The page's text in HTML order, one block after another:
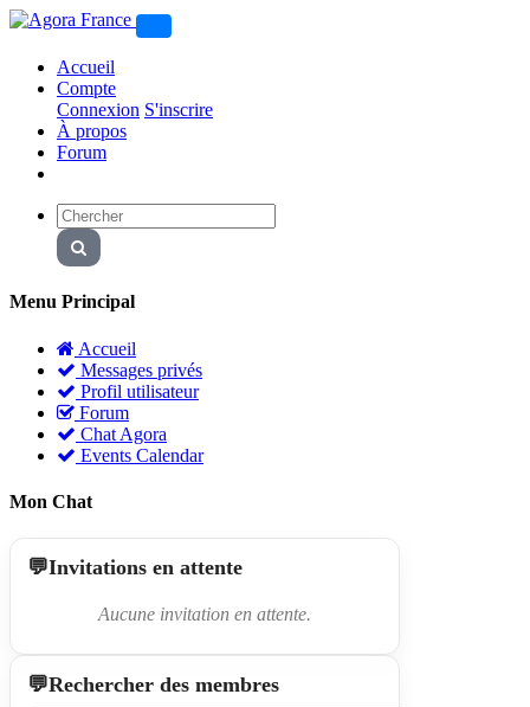
Accueil
Compte
Connexion S'inscrire
À propos
Forum
Menu Principal
Accueil
Messages privés
Profil utilisateur
Forum
Chat Agora
Events Calendar
Mon Chat
Invitations en attente
Aucune invitation en attente.
Rechercher des membres